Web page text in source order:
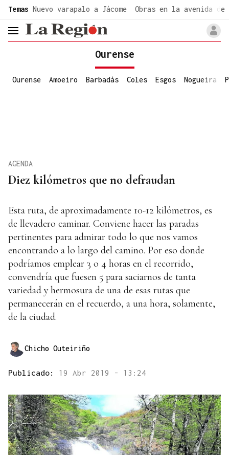
Temas Nuevo varapalo a Jácome Obras en la avenida de
header.menu.open
Ourense
Ourense Amoeiro Barbadás Coles Esgos Nogueira
Diez kilómetros que no defraudan
AGENDA
Esta ruta, de aproximadamente 10-12 kilómetros, es
de llevadero caminar. Conviene hacer las paradas
pertinentes para admirar todo lo que nos vamos
encontrando a lo largo del camino. Por eso donde
podríamos emplear 3 o 4 horas en el recorrido,
convendría que fuesen 5 para saciarnos de tanta
variedad y hermosura de una de esas rutas que
permanecerán en el recuerdo, a una hora, solamente,
de la ciudad.
Chicho Outeiriño
Publicado: 19 Abr 2019 - 13:24